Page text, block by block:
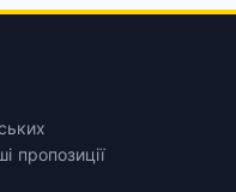
пропозиції